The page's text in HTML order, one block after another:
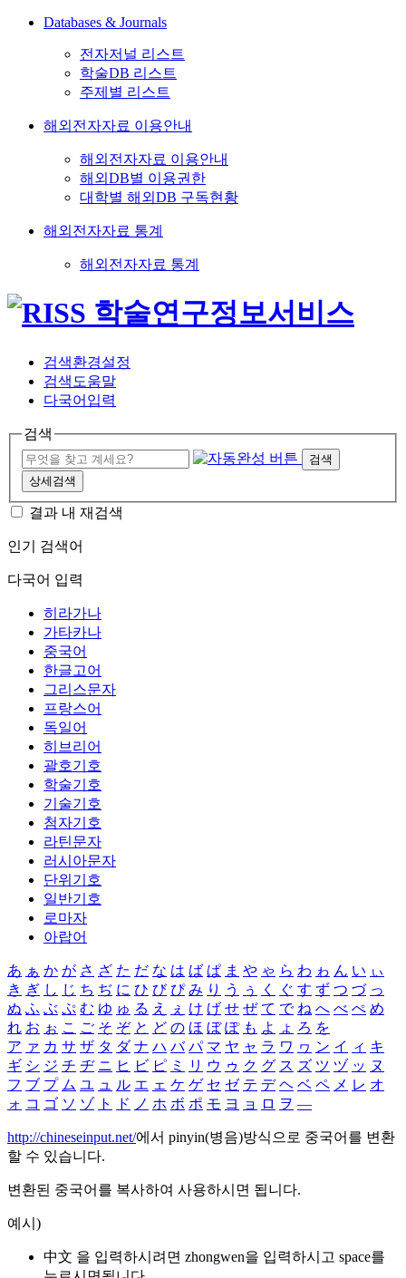
Databases & Journals
전자저널 리스트
학술DB 리스트
주제별 리스트
해외전자자료 이용안내
해외전자자료 이용안내
해외DB별 이용권한
대학별 해외DB 구독현황
해외전자자료 통계
해외전자자료 통계
검색환경설정
검색도움말
다국어입력
검색
검색
상세검색
결과 내 재검색
인기 검색어
다국어 입력
히라가나
가타카나
중국어
한글고어
그리스문자
프랑스어
독일어
히브리어
괄호기호
학술기호
기술기호
첨자기호
라틴문자
러시아문자
단위기호
일반기호
로마자
아랍어
あ ぁ か が さ ざ た だ な は ば ぱ ま や ゃ ら わ ゎ ん い ぃ
き ぎ し じ ち ぢ に ひ び ぴ み り う ぅ く ぐ す ず つ づ っ
ぬ ふ ぶ ぷ む ゆ ゅ る え ぇ け げ せ ぜ て で ね へ べ ぺ め
れ お ぉ こ ご そ ぞ と ど の ほ ぼ ぽ も よ ょ ろ を
ア ァ カ サ ザ タ ダ ナ ハ バ パ マ ヤ ャ ラ ワ ヮ ン イ ィ キ
ギ シ ジ チ ヂ ニ ヒ ビ ピ ミ リ ウ ゥ ク グ ス ズ ツ ヅ ッ ヌ
フ ブ プ ム ユ ュ ル エ ェ ケ ゲ セ ゼ テ デ ヘ ベ ペ メ レ オ
ォ コ ゴ ソ ゾ ト ド ノ ホ ボ ポ モ ヨ ョ ロ ヲ ―
http://chineseinput.net/에서 pinyin(병음)방식으로 중국어를 변환
할 수 있습니다.
변환된 중국어를 복사하여 사용하시면 됩니다.
예시)
中文 을 입력하시려면 zhongwen을 입력하시고 space를